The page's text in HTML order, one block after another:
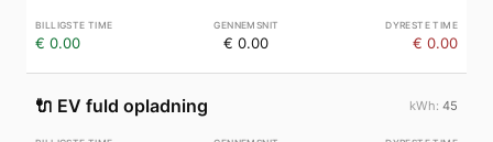
€ 0.00 € 0.00 € 0.00
🔌 EV fuld opladning 45